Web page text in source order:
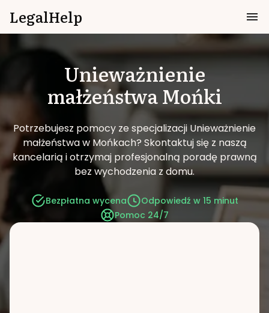
LegalHelp
Unieważnienie
małżeństwaMońki
Potrzebujesz pomocy ze specjalizacji Unieważnienie
małżeństwa w Mońkach? Skontaktuj się z naszą
kancelarią i otrzymaj profesjonalną poradę prawną
bez wychodzenia z domu.
Bezpłatna wycena
Odpowiedź w 15 minut
Pomoc 24/7